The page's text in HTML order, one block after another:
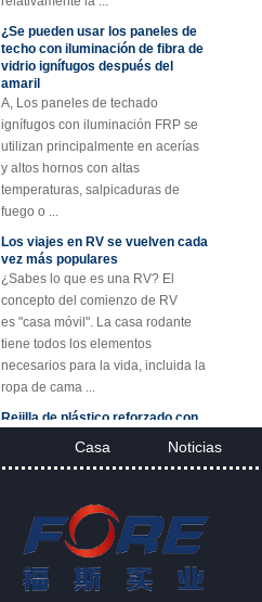
plástico FRP
reforzado con fibra
de vidrio
recubierto de gel
SMC BMC
Fiberglass Resin
Composite FRP
Tapa de registro
techo con iluminación de fibra de
vidrio ignífugos después del
amaril
A, Los paneles de techado
ignífugos con iluminación FRP se
utilizan principalmente en acerías
y altos hornos con altas
temperaturas, salpicaduras de
fuego o ...
vez más populares
¿Sabes lo que es una RV? El
concepto del comienzo de RV
es "casa móvil". La casa rodante
tiene todos los elementos
necesarios para la vida, incluida la
ropa de cama ...
fibra (FRP) Descripción
sola pieza moldeada, disponible en
Proyecto de paneles y paneles de
FRP
Casa Noticias